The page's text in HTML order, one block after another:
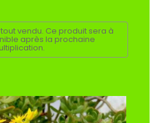
vendu. Ce produit sera à
après la prochaine